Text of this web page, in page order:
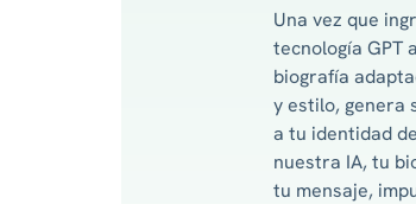
Una vez que
tecnología GPT
biografía
y estilo, genera
a tu identidad
nuestra IA, tu
tu mensaje,